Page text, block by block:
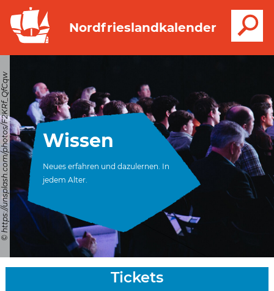
Nordfrieslandkalender
Wissen
Neues erfahren und dazulernen. In
jedem Alter.
© https://unsplash.com/photos/F2KRf_QfCqw
Tickets